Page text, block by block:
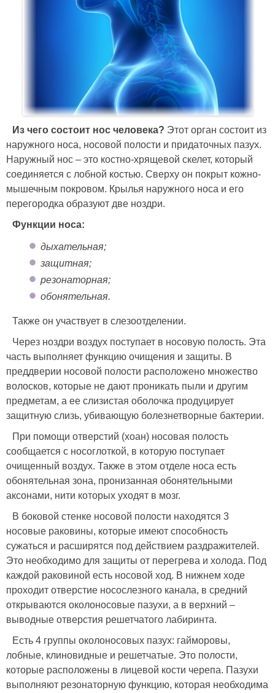
Из чего состоит нос человека? Этот орган состоит из
наружного носа, носовой полости и придаточных пазух.
Наружный нос – это костно-хрящевой скелет, который
соединяется с лобной костью. Сверху он покрыт кожно-
мышечным покровом. Крылья наружного носа и его
перегородка образуют две ноздри.
Функции носа:
дыхательная;
защитная;
резонаторная;
обонятельная.
Также он участвует в слезоотделении.
Через ноздри воздух поступает в носовую полость. Эта
часть выполняет функцию очищения и защиты. В
преддверии носовой полости расположено множество
волосков, которые не дают проникать пыли и другим
предметам, а ее слизистая оболочка продуцирует
защитную слизь, убивающую болезнетворные бактерии.
При помощи отверстий (хоан) носовая полость
сообщается с носоглоткой, в которую поступает
очищенный воздух. Также в этом отделе носа есть
обонятельная зона, пронизанная обонятельными
аксонами, нити которых уходят в мозг.
В боковой стенке носовой полости находятся 3
носовые раковины, которые имеют способность
сужаться и расширятся под действием раздражителей.
Это необходимо для защиты от перегрева и холода. Под
каждой раковиной есть носовой ход. В нижнем ходе
проходит отверстие носослезного канала, в средний
открываются околоносовые пазухи, а в верхний –
выводные отверстия решетчатого лабиринта.
Есть 4 группы околоносовых пазух: гайморовы,
лобные, клиновидные и решетчатые. Это полости,
которые расположены в лицевой кости черепа. Пазухи
выполняют резонаторную функцию, которая необходима